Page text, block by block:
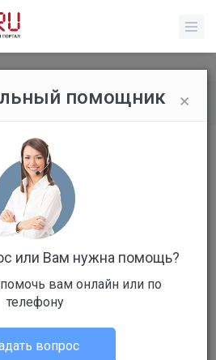
категории
уже решен
×
помощник
или Вам нужна помощь?
вам онлайн или по
телефону
вопрос